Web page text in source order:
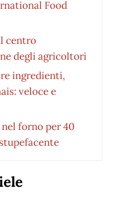
Food
centro
degli agricoltori
ingredienti,
veloce e
forno per 40